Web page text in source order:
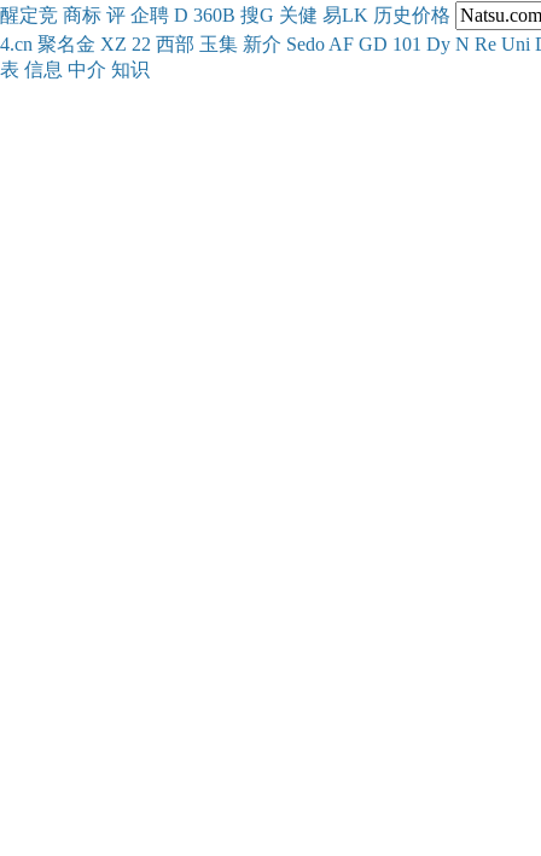
醒定竞 商标 评 企聘 D 360B 搜G 关健 易LK 历史价格
4.cn 聚名金 XZ 22 西部 玉集 新介 Sedo AF GD 101 Dy N Re Uni
表 信息 中介 知识